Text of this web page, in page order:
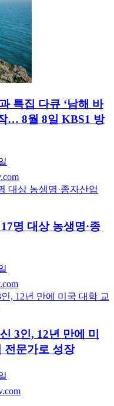
특집 다큐 ‘남해 바
… 8월 8일 KBS1 방
명 대상 농생명·종
3인, 12년 만에 미
전문가로 성장